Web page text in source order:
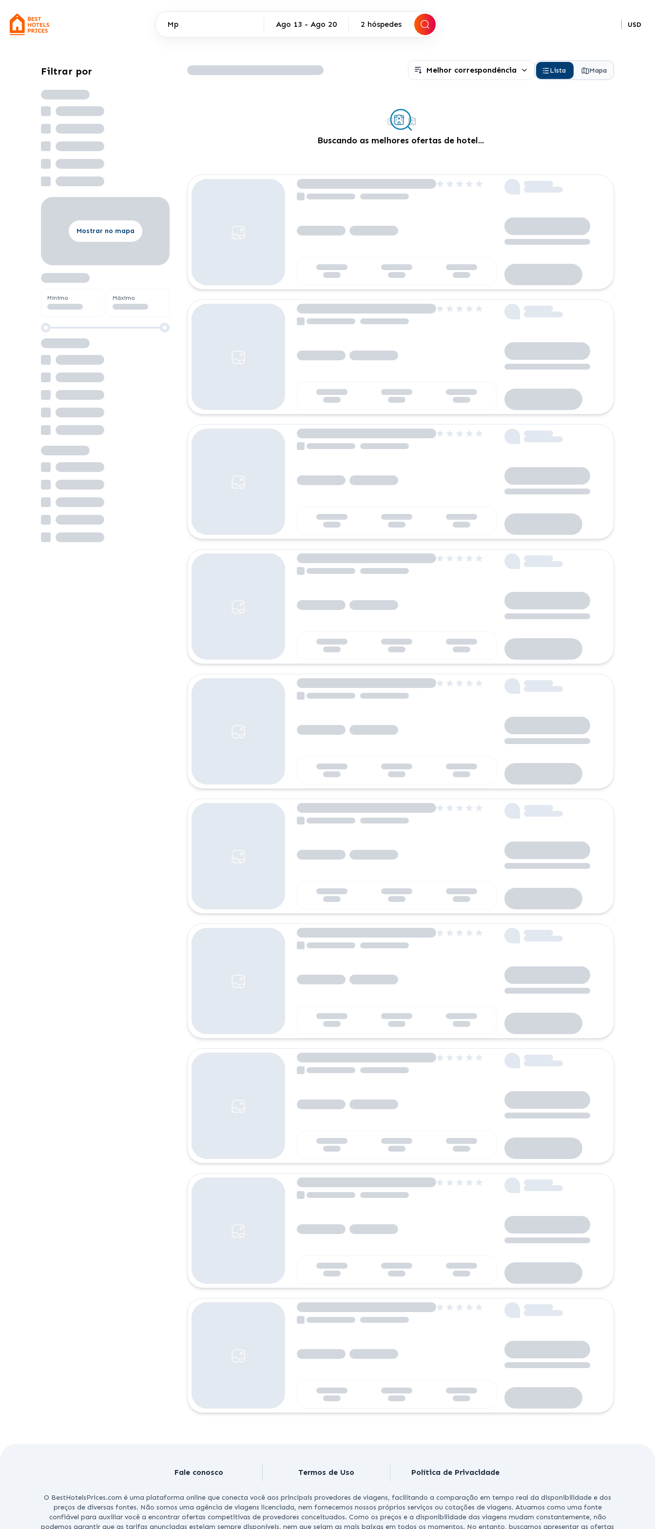
Mp Ago 13 - Ago 20 2 hóspedes USD
Filtrar por
Mostrar no mapa
Mínimo Máximo
Melhor correspondência Lista Mapa
Buscando as melhores ofertas de hotel...
Fale conosco Termos de Uso Política de Privacidade
O BestHotelsPrices.com é uma plataforma online que conecta você aos principais provedores de viagens, facilitando a comparação em tempo real da disponibilidade e dos
preços de diversas fontes. Não somos uma agência de viagens licenciada, nem fornecemos nossos próprios serviços ou cotações de viagens. Atuamos como uma fonte
confiável para auxiliar você a encontrar ofertas competitivas de provedores conceituados. Como os preços e a disponibilidade das viagens mudam constantemente, não
podemos garantir que as tarifas anunciadas estejam sempre disponíveis, nem que sejam as mais baixas em todos os momentos. No entanto, buscamos apresentar as ofertas